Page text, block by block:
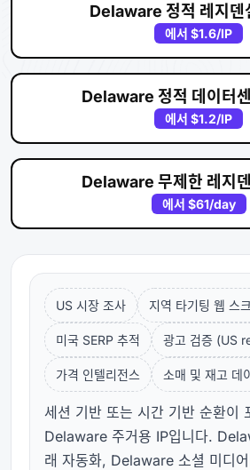
Delaware 정적 레지덴
에서 $1.6/IP
Delaware 정적 데이터
에서 $1.2/IP
Delaware 무제한 레지
에서 $61/day
US 시장 조사 지역 타기팅 웹 스
미국 SERP 추적 광고 검증 (US
가격 인텔리전스 소매 및 재고 데
세션 기반 또는 시간 기반 순환이
Delaware 주거용 IP입니다.
래 자동화, Delaware 소셜 미디